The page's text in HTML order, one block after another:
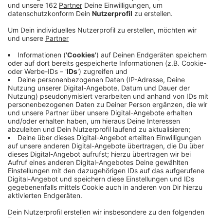
Marketing wollen mehr Menschen für Outdoor-
"Kein (SP)ORT wie jeder andere" gestartet.
Veröffentlicht: Donnerstag, 15.09.2022 08:19
Anzeige
Die Stadt Wesel will die Menschen zu mehr Sport in
der Natur bewegen. Sie, das Wesel-Marketing und
Sportvereine haben eine Kampagne gestartet. Der
Titel: "Kein (SP)ORT wie jeder andere". Paten aus
Weseler Vereinen sollen in den nächsten vier Wochen
die Menschen ins Freie locken, um da aktiv zu sein. Die
Lauffreunde sind z.B. dabei, Fußballer mit Handicap
oder Ruderer und Surfer vom RTGW. Die Kampagne
wird von Plakaten begleitet. Sie werben im